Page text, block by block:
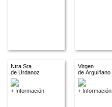
Ntra Sra.
de Urdanoz
+ Información
Virgen
de Arguiñano
+ Información